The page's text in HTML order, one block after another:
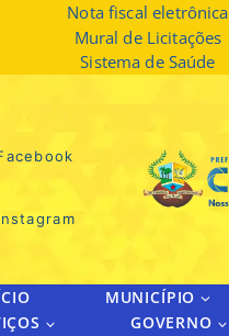
Nota fiscal eletrônica
Mural de Licitações
Sistema de Saúde
MUNICÍPIO
GOVERNO